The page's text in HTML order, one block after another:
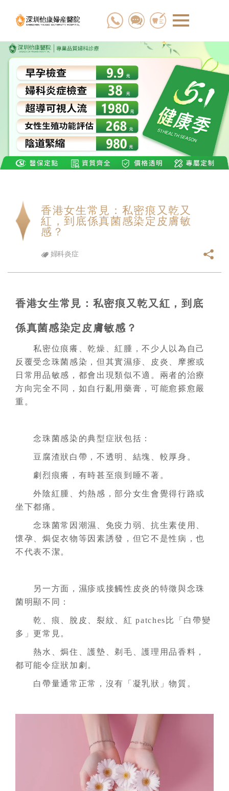
香港女生常見：私密痕又乾又
紅，到底係真菌感染定皮膚敏
感？
婦科炎症
香港女生常見：私密痕又乾又紅，到底
係真菌感染定皮膚敏感？
私密位痕癢、乾燥、紅腫，不少人以為自己
反覆受念珠菌感染，但其實濕疹、皮炎、摩擦或
日常用品敏感，都會出現類似不適。兩者的治療
方向完全不同，如自行亂用藥膏，可能愈搽愈嚴
重。
念珠菌感染的典型症狀包括：
豆腐渣狀白帶，不透明、結塊、較厚身。
劇烈痕癢，有時甚至痕到睡不著。
外陰紅腫、灼熱感，部分女生會覺得行路或
坐下都痛。
念珠菌常因潮濕、免疫力弱、抗生素使用、
懷孕、焗促衣物等因素誘發，但它不是性病，也
不代表不潔。
另一方面，濕疹或接觸性皮炎的特徵與念珠
菌明顯不同：
乾、痕、脫皮、裂紋、紅 patches比「白帶變
多」更常見。
熱水、焗住、護墊、剃毛、護理用品香料，
都可能令症狀加劇。
白帶量通常正常，沒有「凝乳狀」物質。